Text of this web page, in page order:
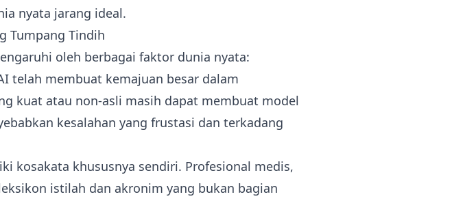
nyata jarang ideal.
Tumpang Tindih
oleh berbagai faktor dunia nyata:
telah membuat kemajuan besar dalam
kuat atau non-asli masih dapat membuat model
kesalahan yang frustasi dan terkadang
kosakata khususnya sendiri. Profesional medis,
istilah dan akronim yang bukan bagian